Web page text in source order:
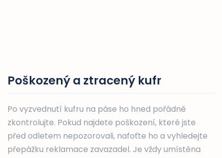
Poškozený a ztracený kufr
Po vyzvednutí kufru na páse ho hned pořádně
zkontrolujte. Pokud najdete poškození, které jste
před odletem nepozorovali, nafoťte ho a vyhledejte
přepážku reklamace zavazadel. Je vždy umístěna